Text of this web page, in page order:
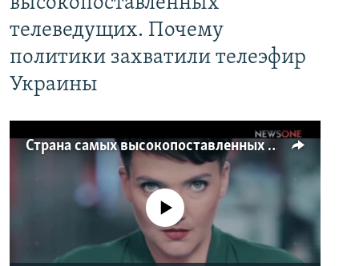
телеведущих. Почему
политики захватили телеэфир
Украины
Страна самых высокопоставленных телеведущих. Почему политики захватили телеэфир Украины
No media source currently available